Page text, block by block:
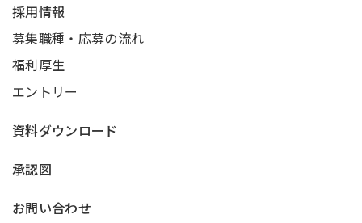
採用情報
募集職種・応募の流れ
福利厚生
エントリー
資料ダウンロード
承認図
お問い合わせ